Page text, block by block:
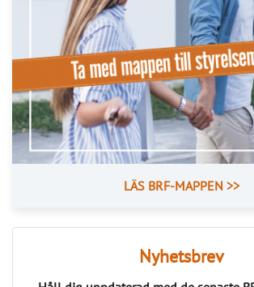
LÄS BRF-MAPPEN >>
Nyhetsbrev
Håll dig uppdaterad med de senaste
PRENUMERERA